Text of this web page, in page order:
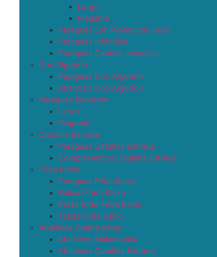
Largo
Plegable
Paraguas con Protección Solar
Paraguas infantiles
Paraguas Cadete-Juveniles
Don Algodón
Paraguas Don Algodón
Abanicos Don Algodon
Paraguas Benetton
Largo
Plegable
Catalina Estrada
Paraguas Catalina Estrada
Complementos Catalina Estrada
Frida Kahlo
Paraguas Frida Kahlo
Bolsas Frida Kahlo
Porta todo Frida Kahlo
Tazas Frida Kahlo
Abanicos Cuatrogotas
Abanicos Malamalaka
Abanicos Catalina Estrada